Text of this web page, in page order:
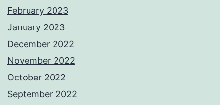
February 2023
January 2023
December 2022
November 2022
October 2022
September 2022